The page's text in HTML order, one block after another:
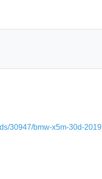
30947/bmw-x5m-30d-2019